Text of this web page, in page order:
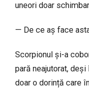
uneori doar
— De ce aș face
Scorpionul și-a
pară neajutorat, deși
doar o dorință care